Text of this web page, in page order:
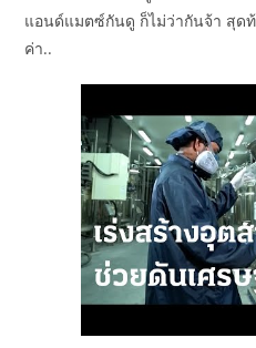
แอนด์แมตซ์กันดู ก็ไม่ว่ากันจ้า สุด
ค่า..